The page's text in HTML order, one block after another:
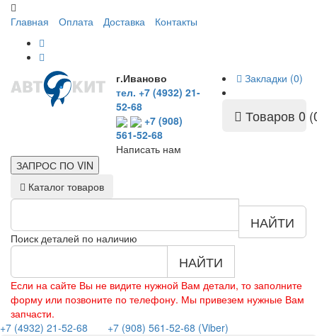
Главная Оплата Доставка Контакты
г.Иваново
тел. +7 (4932) 21-
52-68
+7 (908)
561-52-68
Написать нам
Закладки (0)
Товаров 0
ЗАПРОС ПО VIN
Каталог товаров
Поиск деталей по наличию
НАЙТИ
НАЙТИ
Если на сайте Вы не видите нужной Вам детали, то заполните
форму или позвоните по телефону. Мы привезем нужные Вам
запчасти.
+7 (4932) 21-52-68
+7 (908) 561-52-68 (Viber)